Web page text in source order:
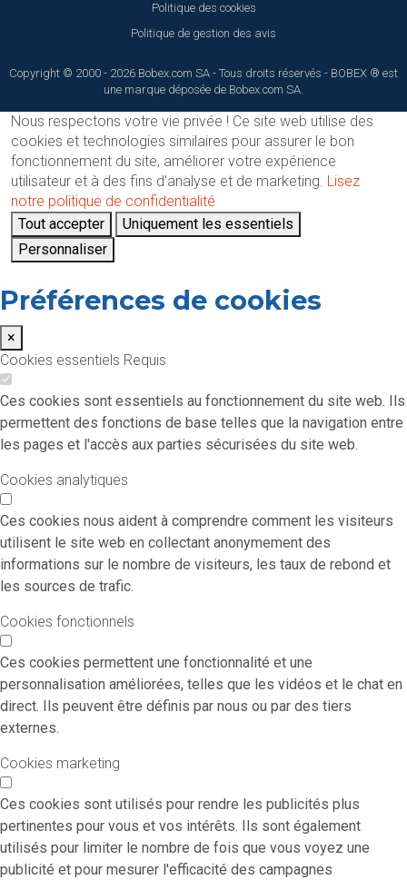
Politique des cookies
Politique de gestion des avis
Copyright © 2000 - 2026 Bobex.com SA - Tous droits réservés - BOBEX ® est
une marque déposée de Bobex.com SA.
Nous respectons votre vie privée ! Ce site web utilise des
cookies et technologies similaires pour assurer le bon
fonctionnement du site, améliorer votre expérience
utilisateur et à des fins d'analyse et de marketing. Lisez
notre politique de confidentialité
Tout accepter
Uniquement les essentiels
Personnaliser
Préférences de cookies
×
Cookies essentiels Requis
Ces cookies sont essentiels au fonctionnement du site web. Ils
permettent des fonctions de base telles que la navigation entre
les pages et l'accès aux parties sécurisées du site web.
Cookies analytiques
Ces cookies nous aident à comprendre comment les visiteurs
utilisent le site web en collectant anonymement des
informations sur le nombre de visiteurs, les taux de rebond et
les sources de trafic.
Cookies fonctionnels
Ces cookies permettent une fonctionnalité et une
personnalisation améliorées, telles que les vidéos et le chat en
direct. Ils peuvent être définis par nous ou par des tiers
externes.
Cookies marketing
Ces cookies sont utilisés pour rendre les publicités plus
pertinentes pour vous et vos intérêts. Ils sont également
utilisés pour limiter le nombre de fois que vous voyez une
publicité et pour mesurer l'efficacité des campagnes